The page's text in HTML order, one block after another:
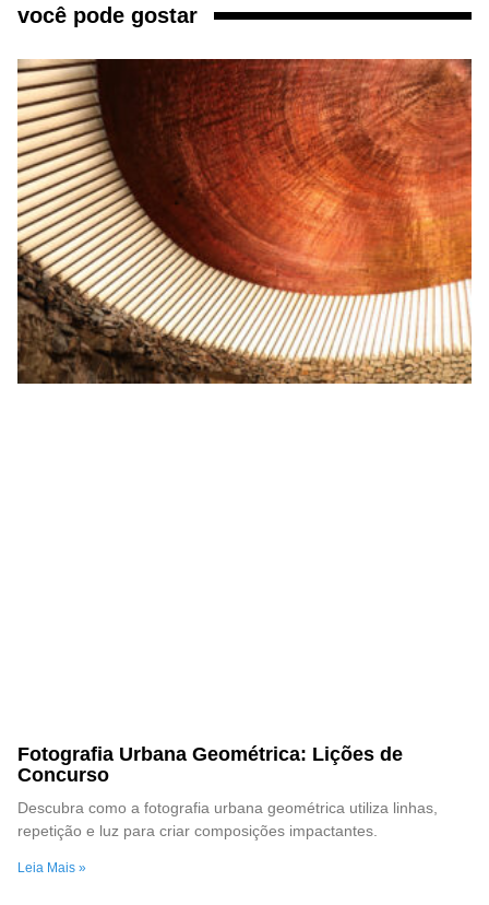
você pode gostar
Fotografia Urbana Geométrica: Lições de
Concurso
Descubra como a fotografia urbana geométrica utiliza linhas,
repetição e luz para criar composições impactantes.
Leia Mais »